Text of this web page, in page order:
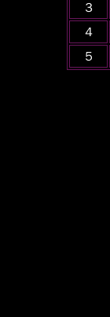
３
４
５